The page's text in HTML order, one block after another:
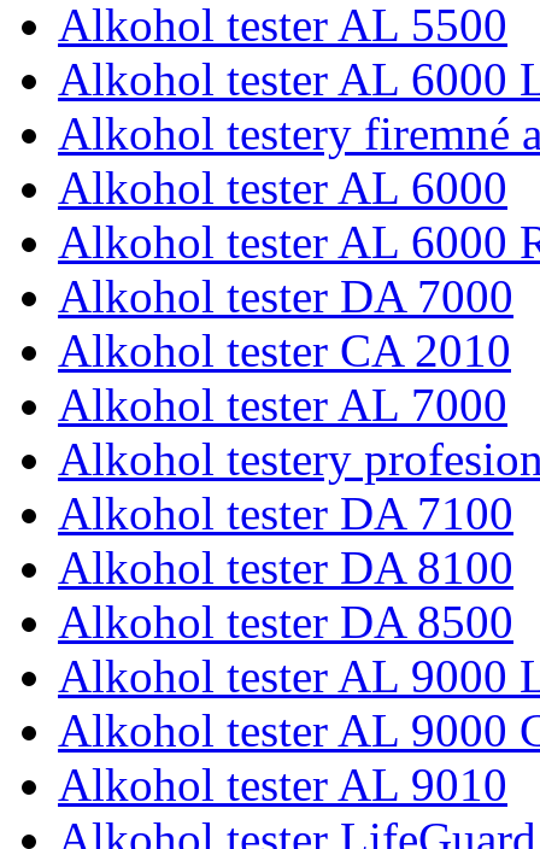
Alkohol tester AL 5500
Alkohol tester AL 6000
Alkohol testery firemné
Alkohol tester AL 6000
Alkohol tester AL 6000
Alkohol tester DA 7000
Alkohol tester CA 2010
Alkohol tester AL 7000
Alkohol testery
Alkohol tester DA 7100
Alkohol tester DA 8100
Alkohol tester DA 8500
Alkohol tester AL 9000
Alkohol tester AL 9000
Alkohol tester AL 9010
Alkohol tester LifeGuard